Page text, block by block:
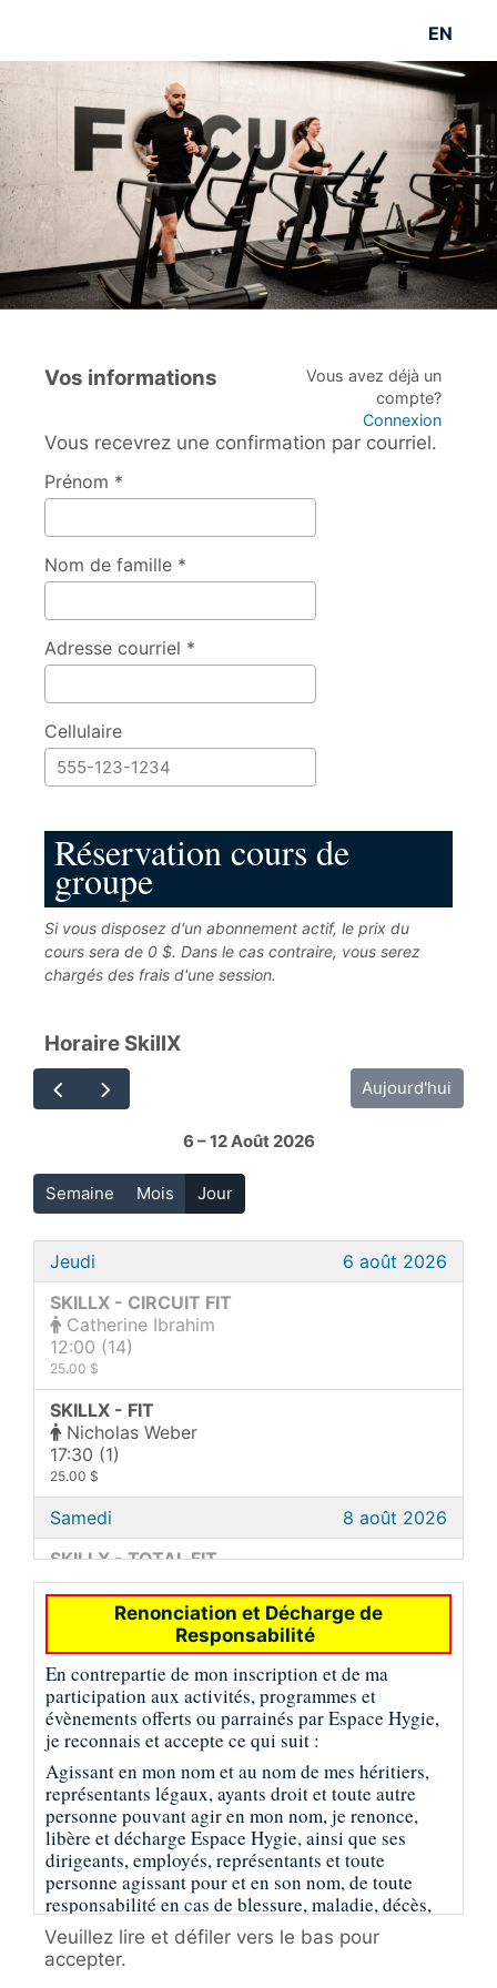
EN
Vos informations
Vous avez déjà un
compte?
Connexion
Vous recevrez une confirmation par courriel.
Prénom *
Nom de famille *
Adresse courriel *
Cellulaire
Réservation cours de
groupe
Si vous disposez d'un abonnement actif, le prix du
cours sera de 0 $. Dans le cas contraire, vous serez
chargés des frais d'une session.
Horaire SkillX
Aujourd'hui
6 – 12 Août 2026
Semaine Mois Jour
Jeudi
6 août 2026
SKILLX - CIRCUIT FIT
Catherine Ibrahim
12:00 (14)
25.00 $
SKILLX - FIT
Nicholas Weber
17:30 (1)
25.00 $
Samedi
8 août 2026
SKILLX - TOTAL FIT
Kelly Butler
09:00 (15)
CORE & GLUTES
Catherine Ibrahim
12:00 (15)
Dimanche
9 août 2026
SKILLX - ENDURO FORCE 360
Danyan Cantin
09:00 (15)
25.00 $
SKILLX - TOTAL FIT & ABDOS
Renonciation et Décharge de
Responsabilité
En contrepartie de mon inscription et de ma
participation aux activités, programmes et
évènements offerts ou parrainés par Espace Hygie,
je reconnais et accepte ce qui suit :
Agissant en mon nom et au nom de mes héritiers,
représentants légaux, ayants droit et toute autre
personne pouvant agir en mon nom, je renonce,
libère et décharge Espace Hygie, ainsi que ses
dirigeants, employés, représentants et toute
personne agissant pour et en son nom, de toute
responsabilité en cas de blessure, maladie, décès,
perte ou dommage matériel, quelle qu’en soit la
nature, pouvant découler directement ou
indirectement de ma participation à ces activités.
Veuillez lire et défiler vers le bas pour
accepter.